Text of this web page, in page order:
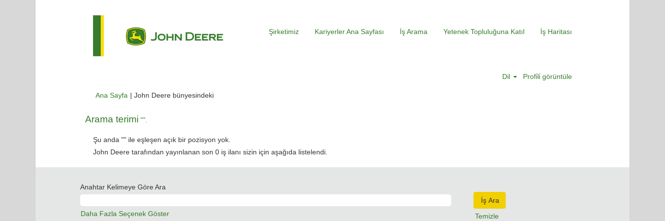
Şirketimiz Kariyerler Ana Sayfası İş Arama Yetenek Topluluğuna Katıl İş Haritası
Dil Profi̇li̇ görüntüle
Ana Sayfa | John Deere bünyesindeki(mevcut
Arama terimi "".
Şu anda "" ile eşleşen açık bir pozisyon yok.
John Deere tarafından yayınlanan son 0 iş ilanı sizin için aşağıda listelendi.
Anahtar Kelimeye Göre Ara
Daha Fazla Seçenek Göster Temizle